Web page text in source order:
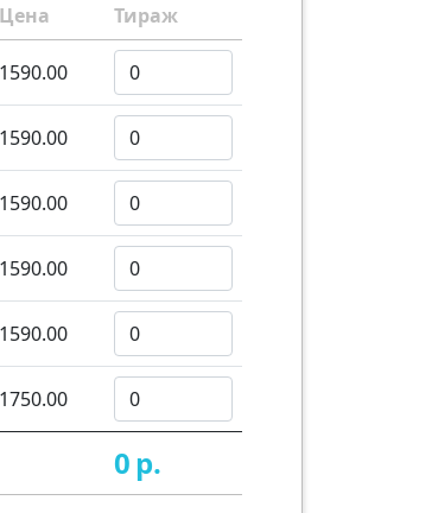
Цена Тираж
1590.00
1590.00
1590.00
1590.00
1590.00
1750.00
0р.